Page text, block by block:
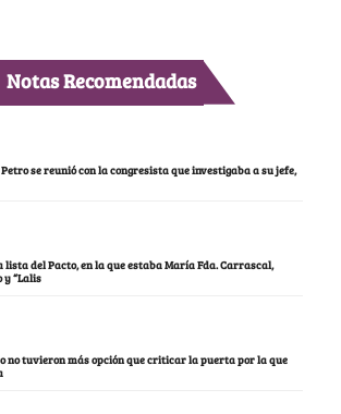
Notas Recomendadas
se reunió con la congresista que investigaba a su jefe,
lista del Pacto, en la que estaba María Fda. Carrascal,
“Lalis
no tuvieron más opción que criticar la puerta por la que